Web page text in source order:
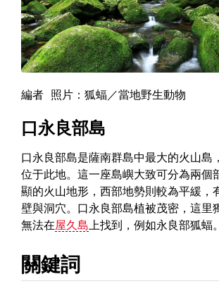
編者 照片：狐蝠／當地野生動物
口永良部島
口永良部島是薩南群島中最大的火山島
位于此地。這一座島嶼大致可分為兩個
顯的火山地形，西部地勢則較為平緩，
壁與洞穴。口永良部島植被茂密，這里
無法在屋久島 上找到，例如永良部狐蝠。
關鍵詞